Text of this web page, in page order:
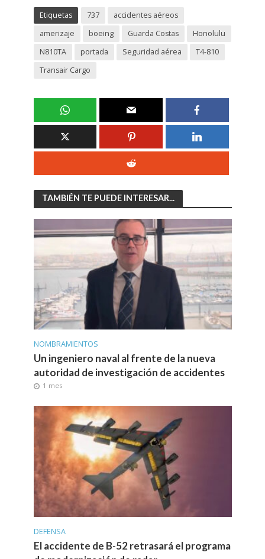
Etiquetas 737
accidentes aéreos
amerizaje
boeing Guarda Costas
Honolulu
N810TA
portada Seguridad aérea
T4-810
Transair Cargo
TAMBIÉN TE PUEDE INTERESAR...
NOMBRAMIENTOS
Un ingeniero naval al frente de la nueva
autoridad de investigación de accidentes
1 mes
DEFENSA
El accidente de B-52 retrasará el programa